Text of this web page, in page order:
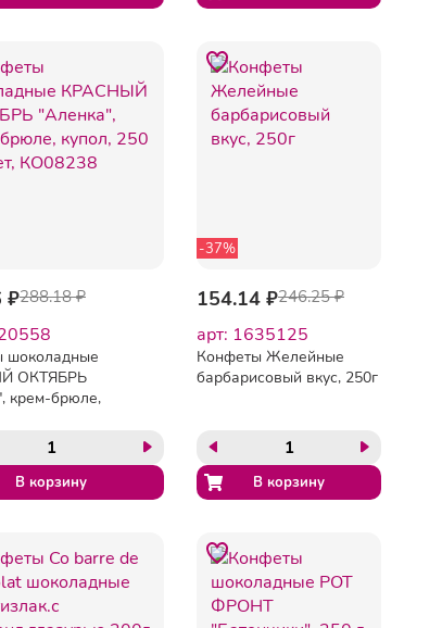
₽288.18 ₽
шоколадные
ОКТЯБРЬ
крем-брюле,
-37%
154.14 ₽246.25 ₽
арт: 1635125
Конфеты Желейные
барбарисовый вкус, 250г